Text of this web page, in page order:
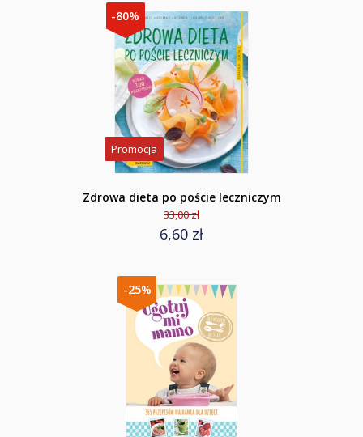
-80%
Promocja
Zdrowa dieta po poście leczniczym
33,00 zł
6,60 zł
-25%